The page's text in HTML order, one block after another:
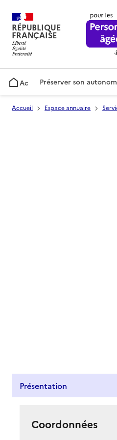
RÉPUBLIQUE
FRANÇAISE
AccueilPréserver son
Accueil Espace annuaire
Présentation
Coordonnées